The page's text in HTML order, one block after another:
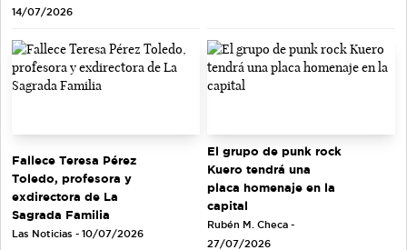
14/07/2026
Fallece Teresa Pérez
Toledo, profesora y
exdirectora de La
Sagrada Familia
Las Noticias - 10/07/2026
El grupo de punk rock
Kuero tendrá una
placa homenaje en la
capital
Rubén M. Checa -
27/07/2026